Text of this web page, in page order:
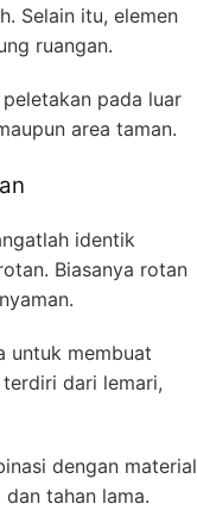
Selain itu, elemen
ruangan.
pada luar
area taman.
identik
Biasanya rotan
untuk membuat
dari lemari,
dengan material
tahan lama.